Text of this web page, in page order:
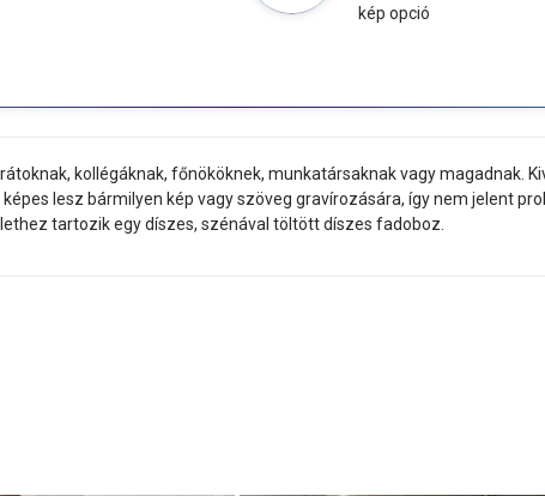
kép opció
kollégáknak, főnököknek, munkatársaknak vagy magadnak.
lesz bármilyen kép vagy szöveg gravírozására, így nem jelent
tartozik egy díszes, szénával töltött díszes fadoboz.